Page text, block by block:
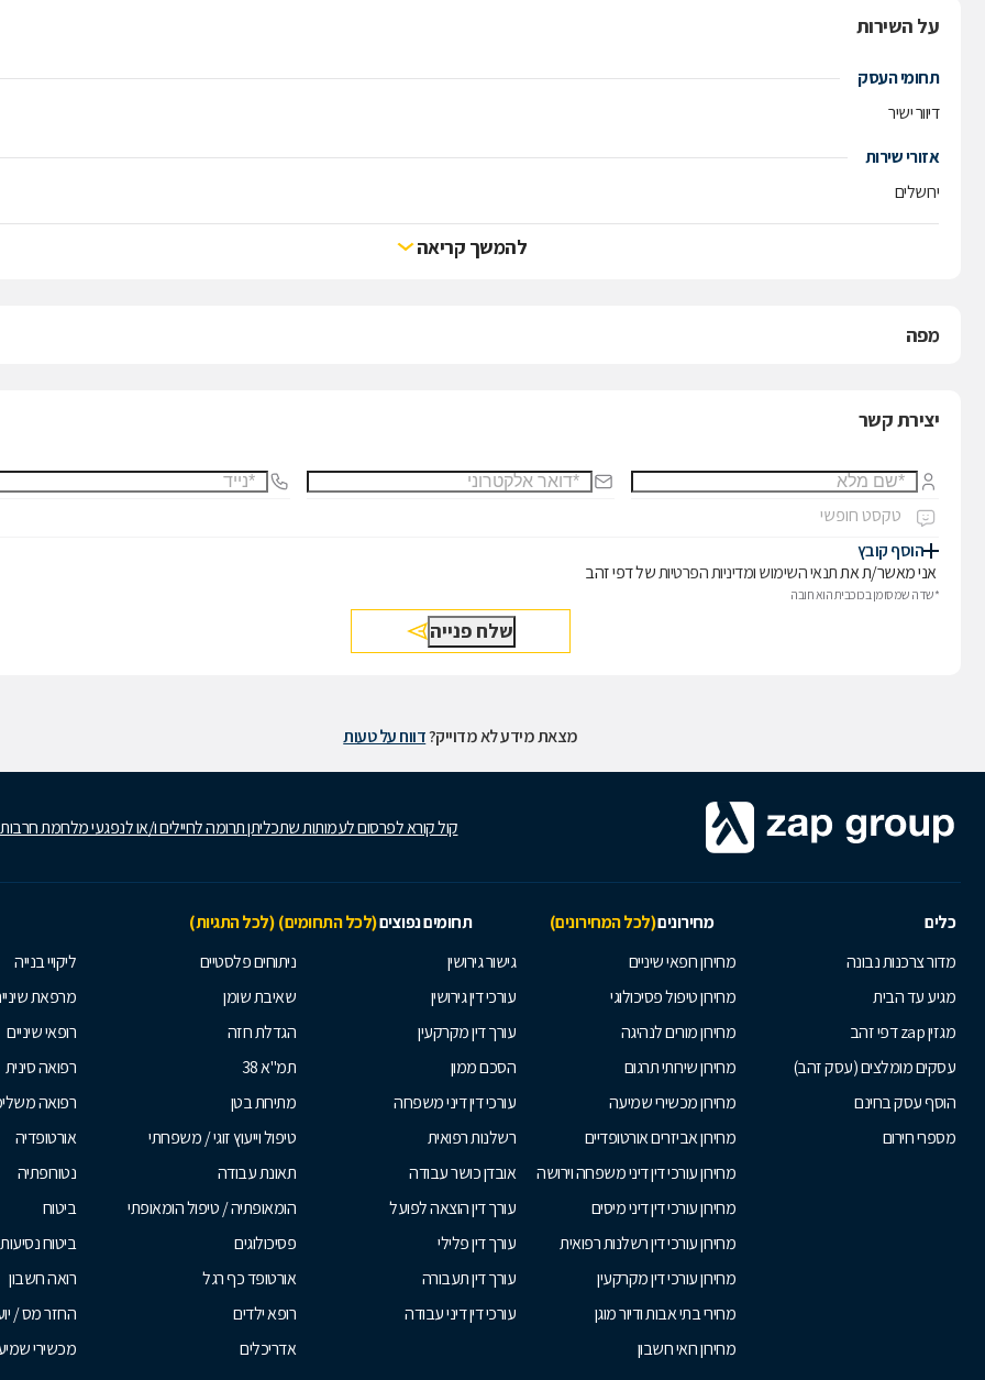
על השירות
תחומי העסק
דיוור ישיר
אזורי שירות
ירושלים
להמשך קריאה
מפה
יצירת קשר
הוסף קובץ
אני מאשר/ת אתתנאי השימושומדיניות הפרטיותשל דפי זהב
*שדה שמסומן בכוכבית הוא חובה
מצאת מידע לא מדוייק?דווח על טעות
קול קורא לפרסום לעמותות שתכליתן תרומה לחיילים ו/או לנפגעי מלחמת
כלים מחירונים(לכל המחירונים) תחומים נפוצים(לכל התחומים) (לכל התגיות)
מדור צרכנות נבונה
מגיע עד הבית
מגזין zap דפי זהב
עסקים מומלצים (עסק זהב)
הוסף עסק בחינם
מספרי חירום
מחירון רופאי שיניים
מחירון טיפול פסיכולוגי
מחירון מורים לנהיגה
מחירון שירותי תרגום
מחירון מכשירי שמיעה
מחירון אביזרים אורטופדיים
מחירון עורכי דין דיני משפחה וירושה
מחירון עורכי דין דיני מיסים
מחירון עורכי דין רשלנות רפואית
מחירון עורכי דין מקרקעין
מחירי בתי אבות ודיור מוגן
מחירון רואי חשבון
גישור גירושין
עורכי דין גירושין
עורך דין מקרקעין
הסכם ממון
עורכי דין דיני משפחה
רשלנות רפואית
אובדן כושר עבודה
עורך דין הוצאה לפועל
עורך דין פלילי
עורך דין תעבורה
עורכי דין דיני עבודה
ניתוחים פלסטיים
שאיבת שומן
הגדלת חזה
תמ"א 38
מתיחת בטן
טיפול וייעוץ זוגי / משפחתי
תאונת עבודה
הומאופתיה / טיפול הומאופתי
פסיכולוגים
אורטופד כף רגל
רופא ילדים
אדריכלים
ליקויי בנייה
מרפאת
רופאי שיניים
רפואה סינית
רפואה
אורטופדיה
נטורופתיה
ביטוח
ביטוח
רואה חשבון
החזר מס /
מכשירי